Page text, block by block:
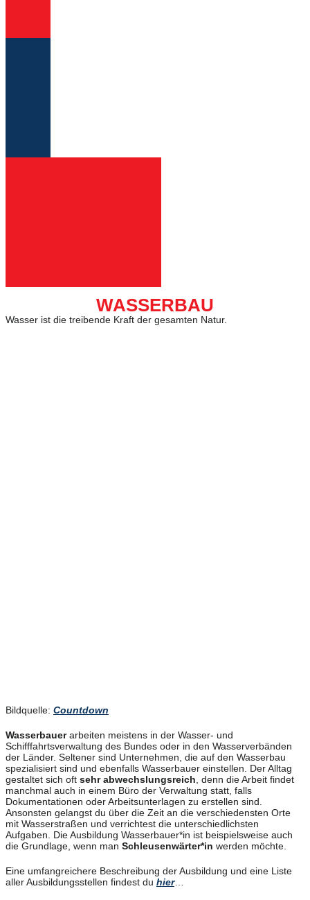
WASSERBAU
Wasser ist die treibende Kraft der gesamten Natur.
Bildquelle: Countdown
Wasserbauerarbeiten meistens in der Wasser- und
Schifffahrtsverwaltung des Bundes oder in den Wasserverbänden
der Länder. Seltener sind Unternehmen, die auf den Wasserbau
spezialisiert sind und ebenfalls Wasserbauer einstellen. Der Alltag
gestaltet sich oft sehr abwechslungsreich , denn die Arbeit findet
manchmal auch in einem Büro der Verwaltung statt, falls
Dokumentationen oder Arbeitsunterlagen zu erstellen sind.
Ansonsten gelangst du über die Zeit an die verschiedensten Orte
mit Wasserstraßen und verrichtest die unterschiedlichsten
Aufgaben. Die Ausbildung Wasserbauer*in ist beispielsweise auch
die Grundlage, wenn man Schleusenwärter*in werden möchte.
Eine umfangreichere Beschreibung der Ausbildung und eine Liste
aller Ausbildungsstellen findest du hier…